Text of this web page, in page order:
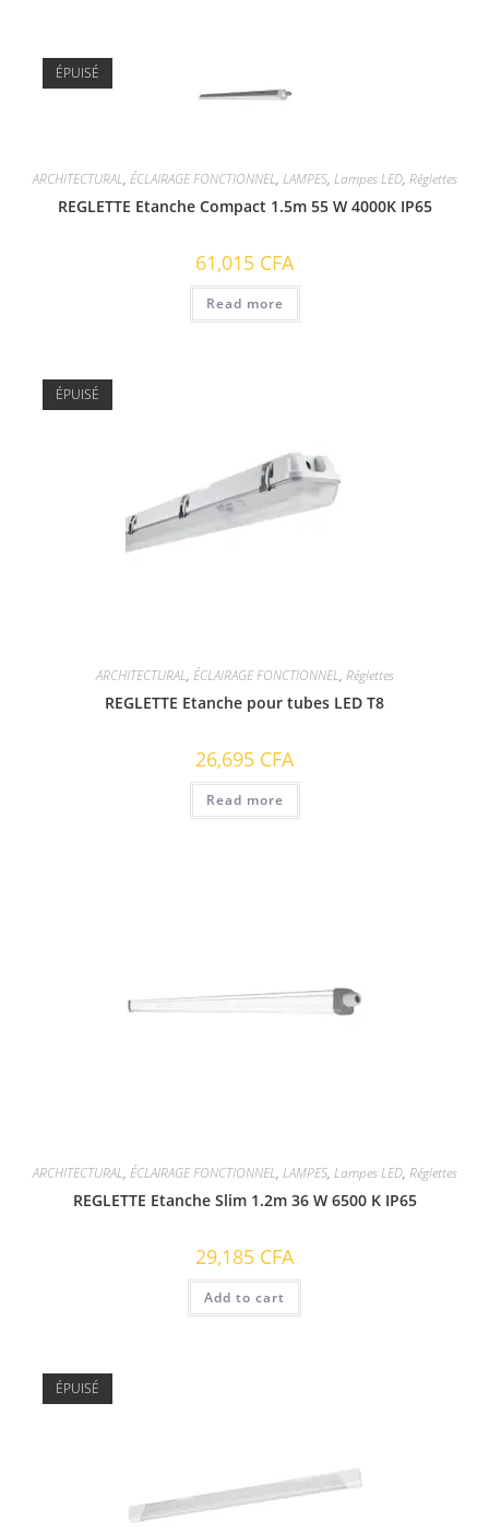
ÉPUISÉ
ARCHITECTURAL, ÉCLAIRAGE FONCTIONNEL, LAMPES, Lampes LED, Réglettes
REGLETTE Etanche Compact 1.5m 55 W 4000K IP65
61,015 CFA
Read more
ÉPUISÉ
ARCHITECTURAL, ÉCLAIRAGE FONCTIONNEL, Réglettes
REGLETTE Etanche pour tubes LED T8
26,695 CFA
Read more
ARCHITECTURAL, ÉCLAIRAGE FONCTIONNEL, LAMPES, Lampes LED, Réglettes
REGLETTE Etanche Slim 1.2m 36 W 6500 K IP65
29,185 CFA
Add to cart
ÉPUISÉ